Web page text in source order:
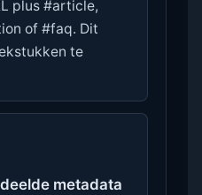
plus #article,
of #faq. Dit
te
metadata